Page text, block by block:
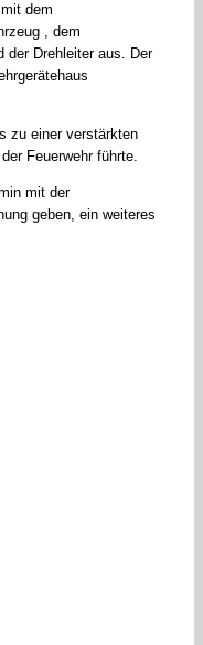
dem
, dem
der Drehleiter aus. Der
zu einer verstärkten
Feuerwehr führte.
mit der
geben, ein weiteres